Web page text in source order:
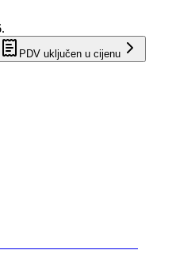
PDV uključen u cijenu